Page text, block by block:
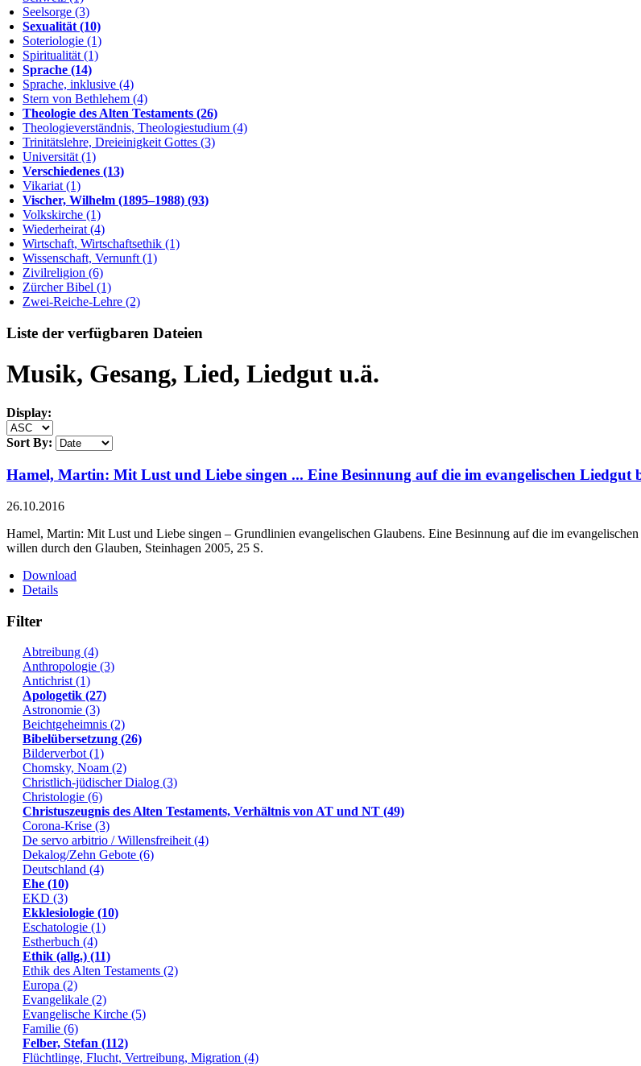
Seelsorge (3)
Sexualität (10)
Soteriologie (1)
Spiritualität (1)
Sprache (14)
Sprache, inklusive (4)
Stern von Bethlehem (4)
Theologie des Alten Testaments (26)
Theologieverständnis, Theologiestudium (4)
Trinitätslehre, Dreieinigkeit Gottes (3)
Universität (1)
Verschiedenes (13)
Vikariat (1)
Vischer, Wilhelm (1895–1988) (93)
Volkskirche (1)
Wiederheirat (4)
Wirtschaft, Wirtschaftsethik (1)
Wissenschaft, Vernunft (1)
Zivilreligion (6)
Zürcher Bibel (1)
Zwei-Reiche-Lehre (2)
Liste der verfügbaren Dateien
Musik, Gesang, Lied, Liedgut u.ä.
Display:
Sort By:
Hamel, Martin: Mit Lust und Liebe singen ... Eine Besinnung auf die im evangelischen Liedgut
26.10.2016
Hamel, Martin: Mit Lust und Liebe singen – Grundlinien evangelischen Glaubens. Eine Besinnung auf die im
willen durch den Glauben, Steinhagen 2005, 25 S.
Download
Details
Filter
Abtreibung (4)
Anthropologie (3)
Antichrist (1)
Apologetik (27)
Astronomie (3)
Beichtgeheimnis (2)
Bibelübersetzung (26)
Bilderverbot (1)
Chomsky, Noam (2)
Christlich-jüdischer Dialog (3)
Christologie (6)
Christuszeugnis des Alten Testaments, Verhältnis von AT und NT (49)
Corona-Krise (3)
De servo arbitrio / Willensfreiheit (4)
Dekalog/Zehn Gebote (6)
Deutschland (4)
Ehe (10)
EKD (3)
Ekklesiologie (10)
Eschatologie (1)
Estherbuch (4)
Ethik (allg.) (11)
Ethik des Alten Testaments (2)
Europa (2)
Evangelikale (2)
Evangelische Kirche (5)
Familie (6)
Felber, Stefan (112)
Flüchtlinge, Flucht, Vertreibung, Migration (4)